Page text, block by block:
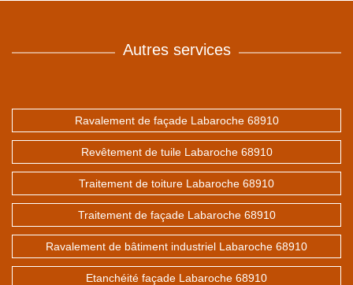
Autres services
Ravalement de façade Labaroche 68910
Revêtement de tuile Labaroche 68910
Traitement de toiture Labaroche 68910
Traitement de façade Labaroche 68910
Ravalement de bâtiment industriel Labaroche 68910
Etanchéité façade Labaroche 68910